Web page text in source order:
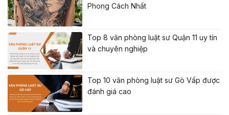
Phong Cách Nhất
Top 8 văn phòng luật sư Quận 11 uy tín
và chuyên nghiệp
Top 10 văn phòng luật sư Gò Vấp được
đánh giá cao